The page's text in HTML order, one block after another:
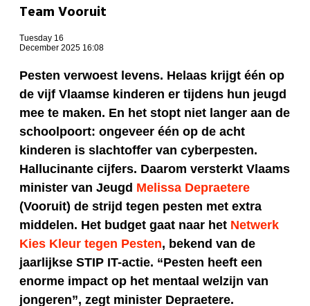
Team Vooruit
Tuesday 16
December 2025 16:08
Pesten verwoest levens. Helaas krijgt één op
de vijf Vlaamse kinderen er tijdens hun jeugd
mee te maken. En het stopt niet langer aan de
schoolpoort: ongeveer één op de acht
kinderen is slachtoffer van cyberpesten.
Hallucinante cijfers. Daarom versterkt Vlaams
minister van Jeugd Melissa Depraetere
(Vooruit) de strijd tegen pesten met extra
middelen. Het budget gaat naar het Netwerk
Kies Kleur tegen Pesten, bekend van de
jaarlijkse STIP IT-actie. “Pesten heeft een
enorme impact op het mentaal welzijn van
jongeren”, zegt minister Depraetere.